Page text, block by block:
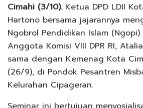
Cimahi (3/10).Ketua DPD LDII
Hartono bersama jajarannya
Ngobrol Pendidikan Islam
Anggota Komisi VIII DPR RI,
sama dengan Kemenag Kota
(26/9), di Pondok Pesantren
Kelurahan Cipageran.